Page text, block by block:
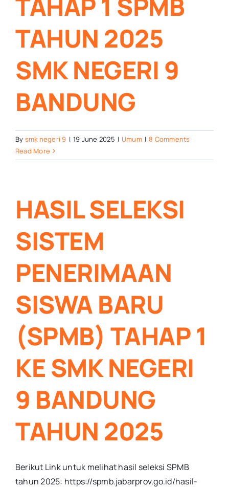
TAHUN 2025
SMK NEGERI 9
BANDUNG
By smk negeri 9 | 19 June 2025 | Umum | 8 Comments
Read More
HASIL SELEKSI
SISTEM
PENERIMAAN
SISWA BARU
(SPMB) TAHAP 1
KE SMK NEGERI
9 BANDUNG
TAHUN 2025
Berikut Link untuk melihat hasil seleksi SPMB
tahun 2025: https://spmb.jabarprov.go.id/hasil-